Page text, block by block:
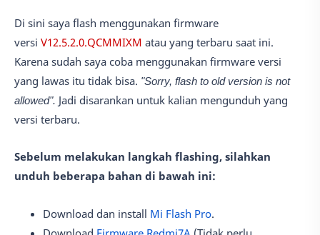
Di sini saya flash menggunakan firmware
versi V12.5.2.0.QCMMIXM atau yang terbaru saat ini.
Karena sudah saya coba menggunakan firmware versi
yang lawas itu tidak bisa. "Sorry, flash to old version is not
allowed". Jadi disarankan untuk kalian mengunduh yang
versi terbaru.
Sebelum melakukan langkah flashing, silahkan
unduh beberapa bahan di bawah ini:
Download dan install Mi Flash Pro.